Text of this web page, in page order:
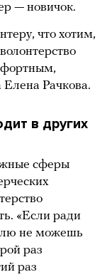
— новичок.
что хотим,
Елена Рачкова.
в других
сферы
«Если ради
не можешь
раз
раз